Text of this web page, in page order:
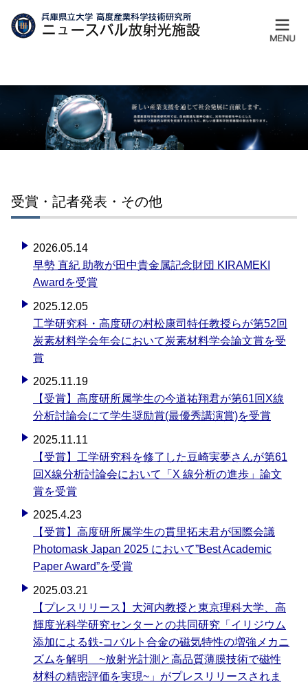
受賞・記者発表・その他
2026.05.14
早勢 直紀 助教が田中貴金属記念財団 KIRAMEKI
Awardを受賞
2025.12.05
工学研究科・高度研の村松康司特任教授らが第52回
炭素材料学会年会において炭素材料学会論文賞を受
賞
2025.11.19
【受賞】高度研所属学生の今道祐翔君が第61回X線
分析討論会にて学生奨励賞(最優秀講演賞)を受賞
2025.11.11
【受賞】工学研究科を修了した豆崎実夢さんが第61
回X線分析討論会において「X 線分析の進歩」論文
賞を受賞
2025.4.23
【受賞】高度研所属学生の貫里拓未君が国際会議
Photomask Japan 2025 において”Best Academic
Paper Award”を受賞
2025.03.21
【プレスリリース】大河内教授と東京理科大学、高
輝度光科学研究センターとの共同研究「イリジウム
添加による鉄-コバルト合金の磁気特性の増強メカニ
ズムを解明 ~放射光計測と高品質薄膜技術で磁性
材料の精密評価を実現~」がプレスリリースされま